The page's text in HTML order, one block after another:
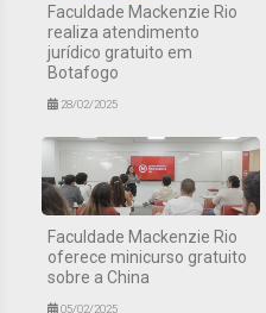
Faculdade Mackenzie Rio
realiza atendimento
jurídico gratuito em
Botafogo
28/02/2025
Faculdade Mackenzie Rio
oferece minicurso gratuito
sobre a China
05/02/2025